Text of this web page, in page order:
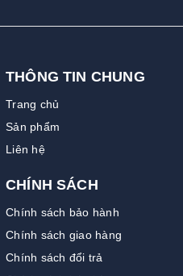
THÔNG TIN CHUNG
Trang chủ
Sản phẩm
Liên hệ
CHÍNH SÁCH
Chính sách bảo hành
Chính sách giao hàng
Chính sách đổi trả